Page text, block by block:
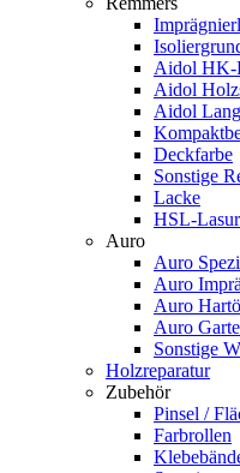
Aidol HK-
Aidol
Aidol
Deckfarbe
Sonstige
Lacke
HSL-
Auro
Auro
Auro
Auro
Auro
Sonstige
Holzreparatur
Zubehör
Pinsel /
Farbrollen